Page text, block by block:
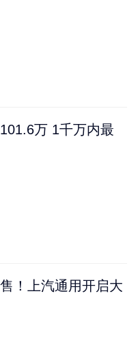
万 1千万内最
！上汽通用开启大